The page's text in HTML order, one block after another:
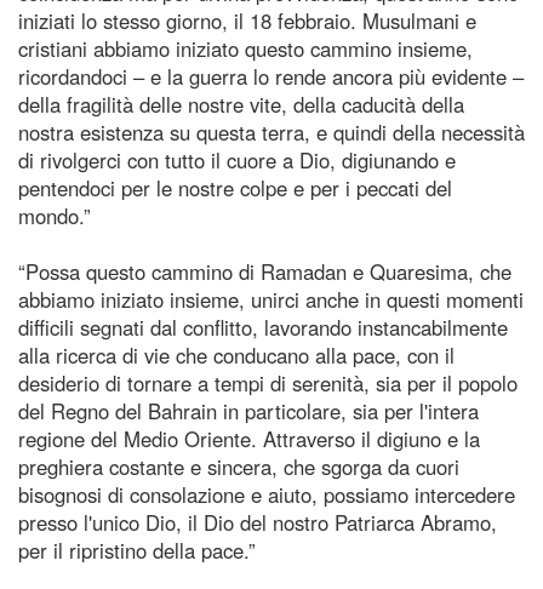
iniziati lo stesso giorno, il 18 febbraio. Musulmani e
cristiani abbiamo iniziato questo cammino insieme,
ricordandoci – e la guerra lo rende ancora più evidente –
della fragilità delle nostre vite, della caducità della
nostra esistenza su questa terra, e quindi della necessità
di rivolgerci con tutto il cuore a Dio, digiunando e
pentendoci per le nostre colpe e per i peccati del
mondo.”
“Possa questo cammino di Ramadan e Quaresima, che
abbiamo iniziato insieme, unirci anche in questi momenti
difficili segnati dal conflitto, lavorando instancabilmente
alla ricerca di vie che conducano alla pace, con il
desiderio di tornare a tempi di serenità, sia per il popolo
del Regno del Bahrain in particolare, sia per l'intera
regione del Medio Oriente. Attraverso il digiuno e la
preghiera costante e sincera, che sgorga da cuori
bisognosi di consolazione e aiuto, possiamo intercedere
presso l'unico Dio, il Dio del nostro Patriarca Abramo,
per il ripristino della pace.”